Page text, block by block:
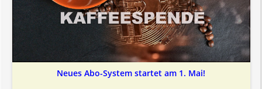
Neues Abo-System startet am 1. Mai!